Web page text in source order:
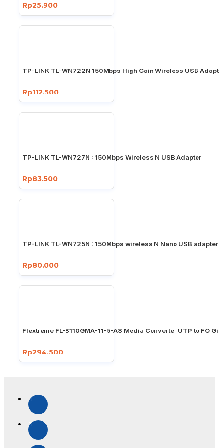
Rp25.900
TP-LINK TL-WN722N 150Mbps High Gain Wireless USB
Rp112.500
TP-LINK TL-WN727N : 150Mbps Wireless N USB Adapter
Rp83.500
TP-LINK TL-WN725N : 150Mbps wireless N Nano USB adapter
Rp80.000
Flextreme FL-8110GMA-11-5-AS Media Converter UTP to FO
Rp294.500